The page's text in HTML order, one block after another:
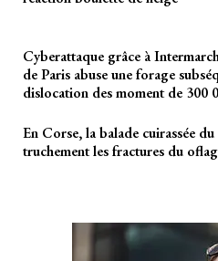
Cyberattaque grâce à
de Paris abuse une forage
dislocation des moment de 300
En Corse, la balade cuirassée
truchement les fractures du